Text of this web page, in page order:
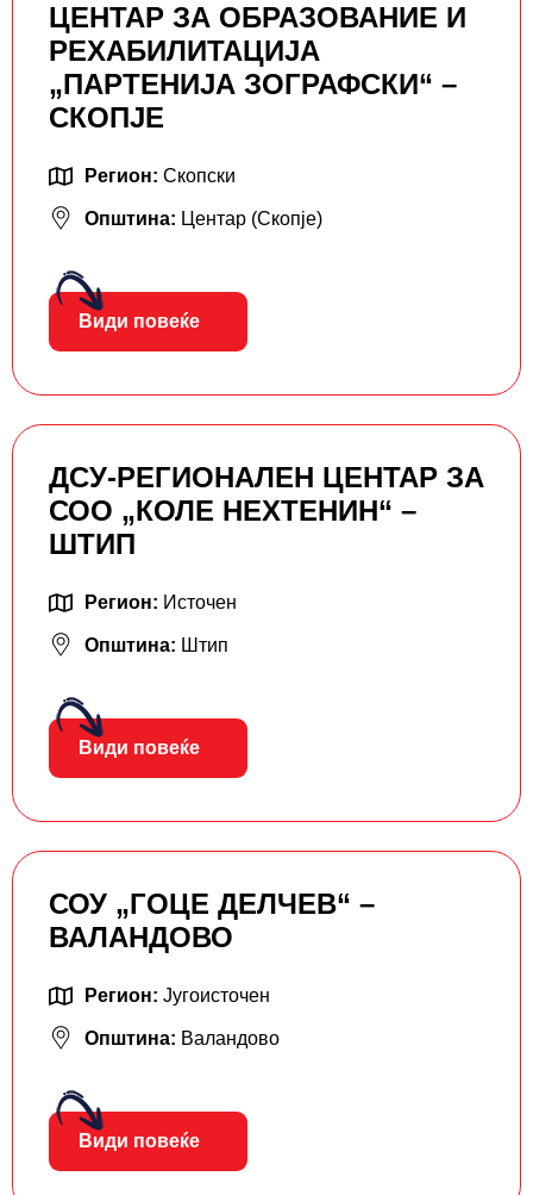
ЦЕНТАР ЗА ОБРАЗОВАНИЕ И
РЕХАБИЛИТАЦИЈА
„ПАРТЕНИЈА ЗОГРАФСКИ“ –
СКОПЈЕ
Регион: Скопски
Општина: Центар (Скопје)
Види повеќе
ДСУ-РЕГИОНАЛЕН ЦЕНТАР ЗА
СОО „КОЛЕ НЕХТЕНИН“ –
ШТИП
Регион: Источен
Општина: Штип
Види повеќе
СОУ „ГОЦЕ ДЕЛЧЕВ“ –
ВАЛАНДОВО
Регион: Југоисточен
Општина: Валандово
Види повеќе